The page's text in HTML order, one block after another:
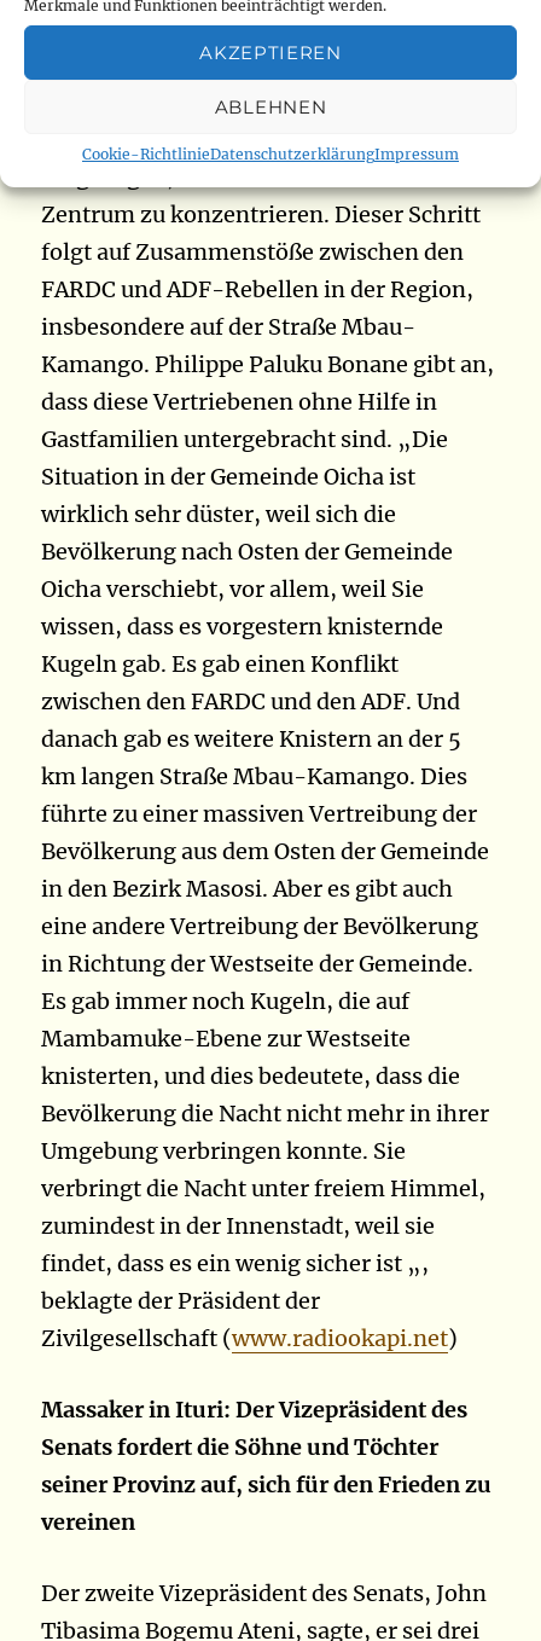
Merkmale und Funktionen beeinträchtigt werden.
AKZEPTIEREN
ABLEHNEN
Cookie-RichtlinieDatenschutzerklärungImpressum
den letzten Tagen. Nach Angaben ihres
Präsidenten sind seit letztem Wochenende
mehrere Einwohner der Stadtteile Masosi,
Manzali, Kazimoto und Mambamuke
Zentrum zu konzentrieren. Dieser Schritt
folgt auf Zusammenstöße zwischen den
FARDC und ADF-Rebellen in der Region,
insbesondere auf der Straße Mbau-
Kamango. Philippe Paluku Bonane gibt an,
dass diese Vertriebenen ohne Hilfe in
Gastfamilien untergebracht sind. „Die
Situation in der Gemeinde Oicha ist
wirklich sehr düster, weil sich die
Bevölkerung nach Osten der Gemeinde
Oicha verschiebt, vor allem, weil Sie
wissen, dass es vorgestern knisternde
Kugeln gab. Es gab einen Konflikt
zwischen den FARDC und den ADF. Und
danach gab es weitere Knistern an der 5
km langen Straße Mbau-Kamango. Dies
führte zu einer massiven Vertreibung der
Bevölkerung aus dem Osten der Gemeinde
in den Bezirk Masosi. Aber es gibt auch
eine andere Vertreibung der Bevölkerung
in Richtung der Westseite der Gemeinde.
Es gab immer noch Kugeln, die auf
Mambamuke-Ebene zur Westseite
knisterten, und dies bedeutete, dass die
Bevölkerung die Nacht nicht mehr in ihrer
Umgebung verbringen konnte. Sie
verbringt die Nacht unter freiem Himmel,
zumindest in der Innenstadt, weil sie
findet, dass es ein wenig sicher ist „,
beklagte der Präsident der
Zivilgesellschaft (www.radiookapi.net)
Massaker in Ituri: Der Vizepräsident des
Senats fordert die Söhne und Töchter
seiner Provinz auf, sich für den Frieden zu
vereinen
Der zweite Vizepräsident des Senats, John
Tibasima Bogemu Ateni, sagte, er sei drei